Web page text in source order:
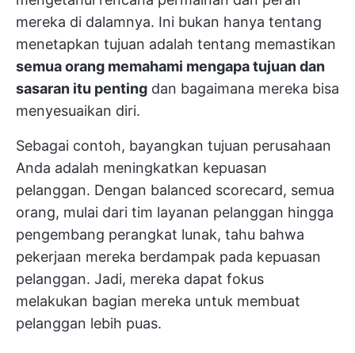
mereka di dalamnya. Ini bukan hanya tentang
menetapkan tujuan adalah tentang memastikan
semua orang memahami mengapa tujuan dan
sasaran itu penting dan bagaimana mereka bisa
menyesuaikan diri.
Sebagai contoh, bayangkan tujuan perusahaan
Anda adalah meningkatkan kepuasan
pelanggan. Dengan balanced scorecard, semua
orang, mulai dari tim layanan pelanggan hingga
pengembang perangkat lunak, tahu bahwa
pekerjaan mereka berdampak pada kepuasan
pelanggan. Jadi, mereka dapat fokus
melakukan bagian mereka untuk membuat
pelanggan lebih puas.